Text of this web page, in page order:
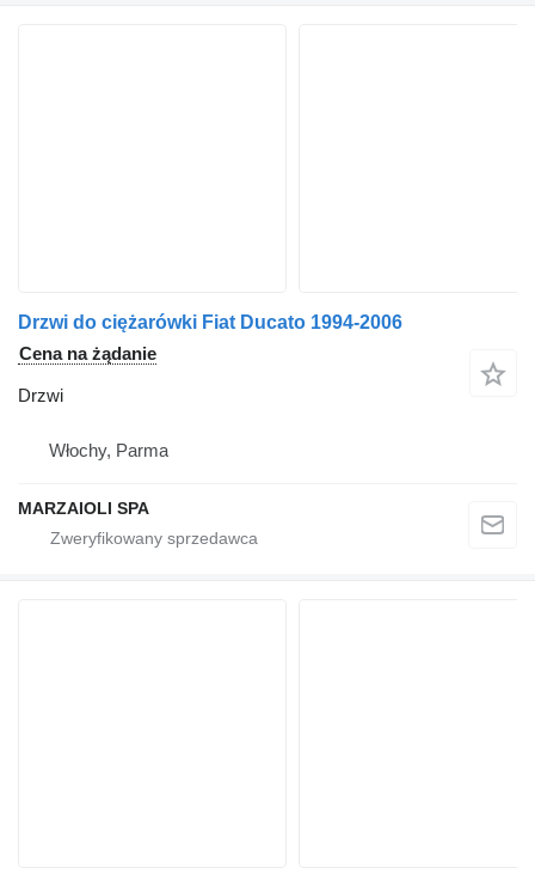
Drzwi do ciężarówki Fiat Ducato 1994-2006
Cena na żądanie
Drzwi
Włochy, Parma
MARZAIOLI SPA